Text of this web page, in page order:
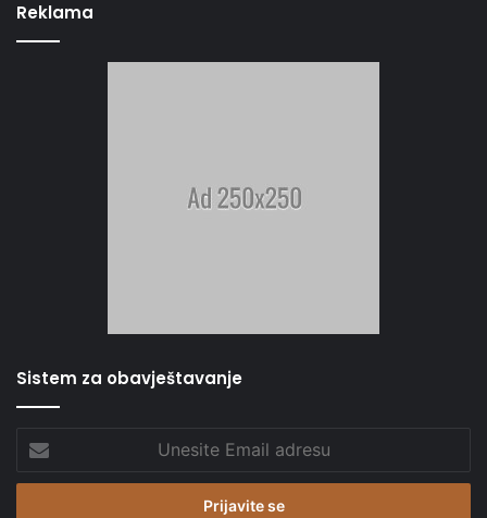
Reklama
Sistem za obavještavanje
Unesite
Email
adresu